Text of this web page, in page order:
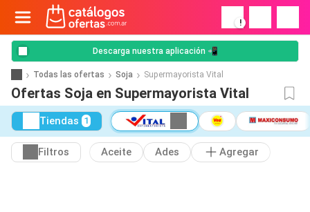
!
Descarga nuestra aplicación 📲
Todas las ofertas Soja Supermayorista Vital
Ofertas Soja en Supermayorista Vital
Tiendas 1
Filtros Aceite Ades Agregar